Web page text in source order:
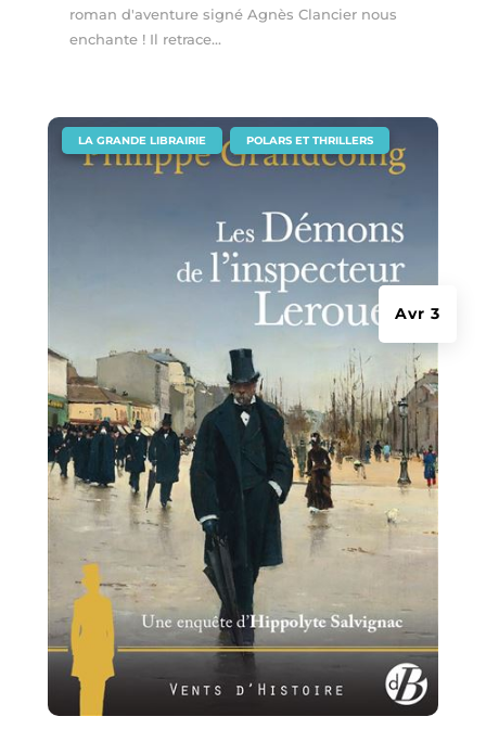
roman d'aventure signé Agnès Clancier nous
enchante ! Il retrace...
Avr 3
LA GRANDE LIBRAIRIE POLARS ET THRILLERS